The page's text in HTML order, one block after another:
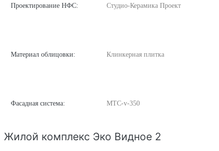
Проектирование НФС: Студио-Керамика Проект
Материал облицовки: Клинкерная плитка
Фасадная система: MTC-v-350
Жилой комплекс Эко Видное 2